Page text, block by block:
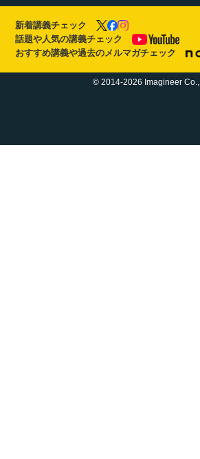
新着講義チェック
話題や人気の講義チェック
おすすめ講義や過去のメルマガチェック
© 2014-2026 Imagineer